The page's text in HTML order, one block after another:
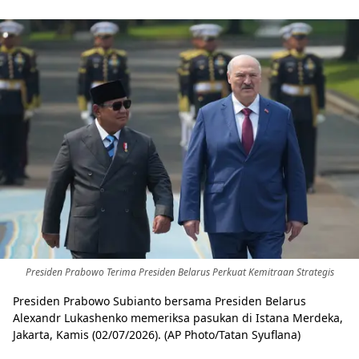
Presiden Prabowo Terima Presiden Belarus Perkuat Kemitraan Strategis
Presiden Prabowo Subianto bersama Presiden Belarus
Alexandr Lukashenko memeriksa pasukan di Istana Merdeka,
Jakarta, Kamis (02/07/2026). (AP Photo/Tatan Syuflana)